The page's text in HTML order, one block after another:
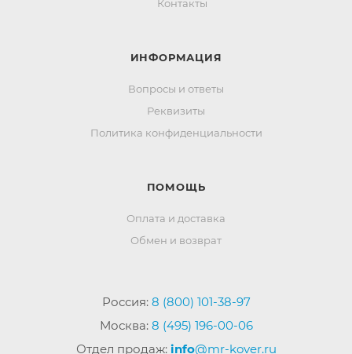
Контакты
ИНФОРМАЦИЯ
Вопросы и ответы
Реквизиты
Политика конфиденциальности
ПОМОЩЬ
Оплата и доставка
Обмен и возврат
Россия: 8 (800) 101-38-97
Москва: 8 (495) 196-00-06
Отдел продаж: info@mr-kover.ru